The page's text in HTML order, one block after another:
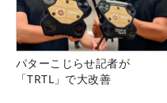
パターこじらせ記者が
「TRTL」で大改善